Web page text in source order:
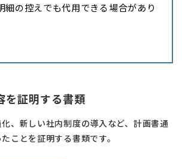
細の控えでも代用できる場合があり
を証明する書類
、新しい社内制度の導入など、計画書通
ことを証明する書類です。